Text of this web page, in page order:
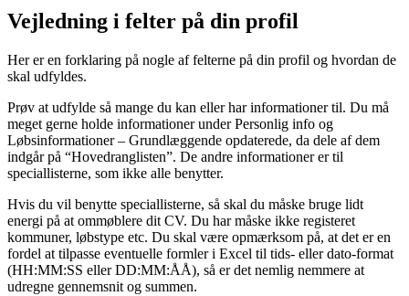
Vejledning i felter på din profil
Her er en forklaring på nogle af felterne på din profil og hvordan de
skal udfyldes.
Prøv at udfylde så mange du kan eller har informationer til. Du må
meget gerne holde informationer under Personlig info og
Løbsinformationer – Grundlæggende opdaterede, da dele af dem
indgår på “Hovedranglisten”. De andre informationer er til
speciallisterne, som ikke alle benytter.
Hvis du vil benytte speciallisterne, så skal du måske bruge lidt
energi på at ommøblere dit CV. Du har måske ikke registeret
kommuner, løbstype etc. Du skal være opmærksom på, at det er en
fordel at tilpasse eventuelle formler i Excel til tids- eller dato-format
(HH:MM:SS eller DD:MM:ÅÅ), så er det nemlig nemmere at
udregne gennemsnit og summen.